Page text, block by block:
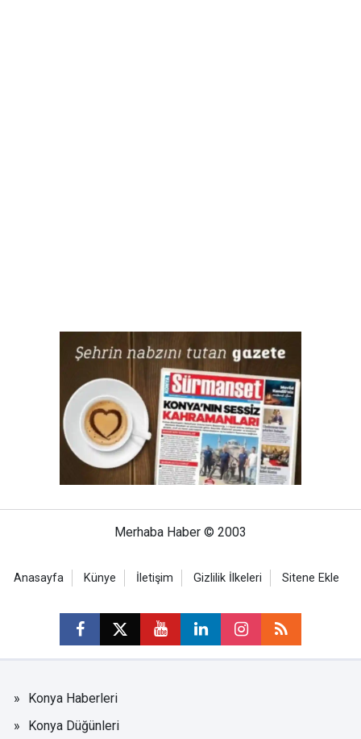
Merhaba Haber © 2003
Anasayfa Künye İletişim Gizlilik İlkeleri Sitene Ekle
Konya Haberleri
Konya Düğünleri